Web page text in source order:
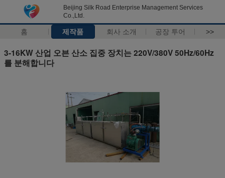
Beijing Silk Road Enterprise Management Services
Co.,Ltd.
홈 제작품 회사 소개 공장 투어 >>
3-16KW 산업 오븐 산소 집중 장치는 220V/380V 50Hz/60Hz
를 분해합니다